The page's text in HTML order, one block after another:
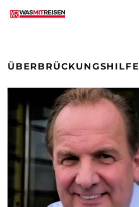
ÜBERBRÜCKUNGSHILFE